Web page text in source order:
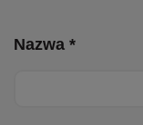
Nazwa *